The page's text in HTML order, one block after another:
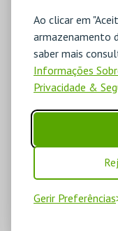
Ao clicar em
armazenamento
saber mais
Informações
Privacidade &
Gerir Preferências